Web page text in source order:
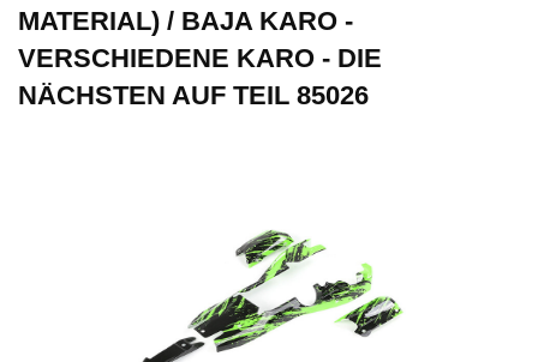
MATERIAL) / BAJA KARO -
VERSCHIEDENE KARO - DIE
NÄCHSTEN AUF TEIL 85026